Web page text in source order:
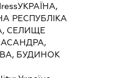
УКРАЇНА,
РЕСПУБЛІКА
СЕЛИЩЕ
БУДИНОК